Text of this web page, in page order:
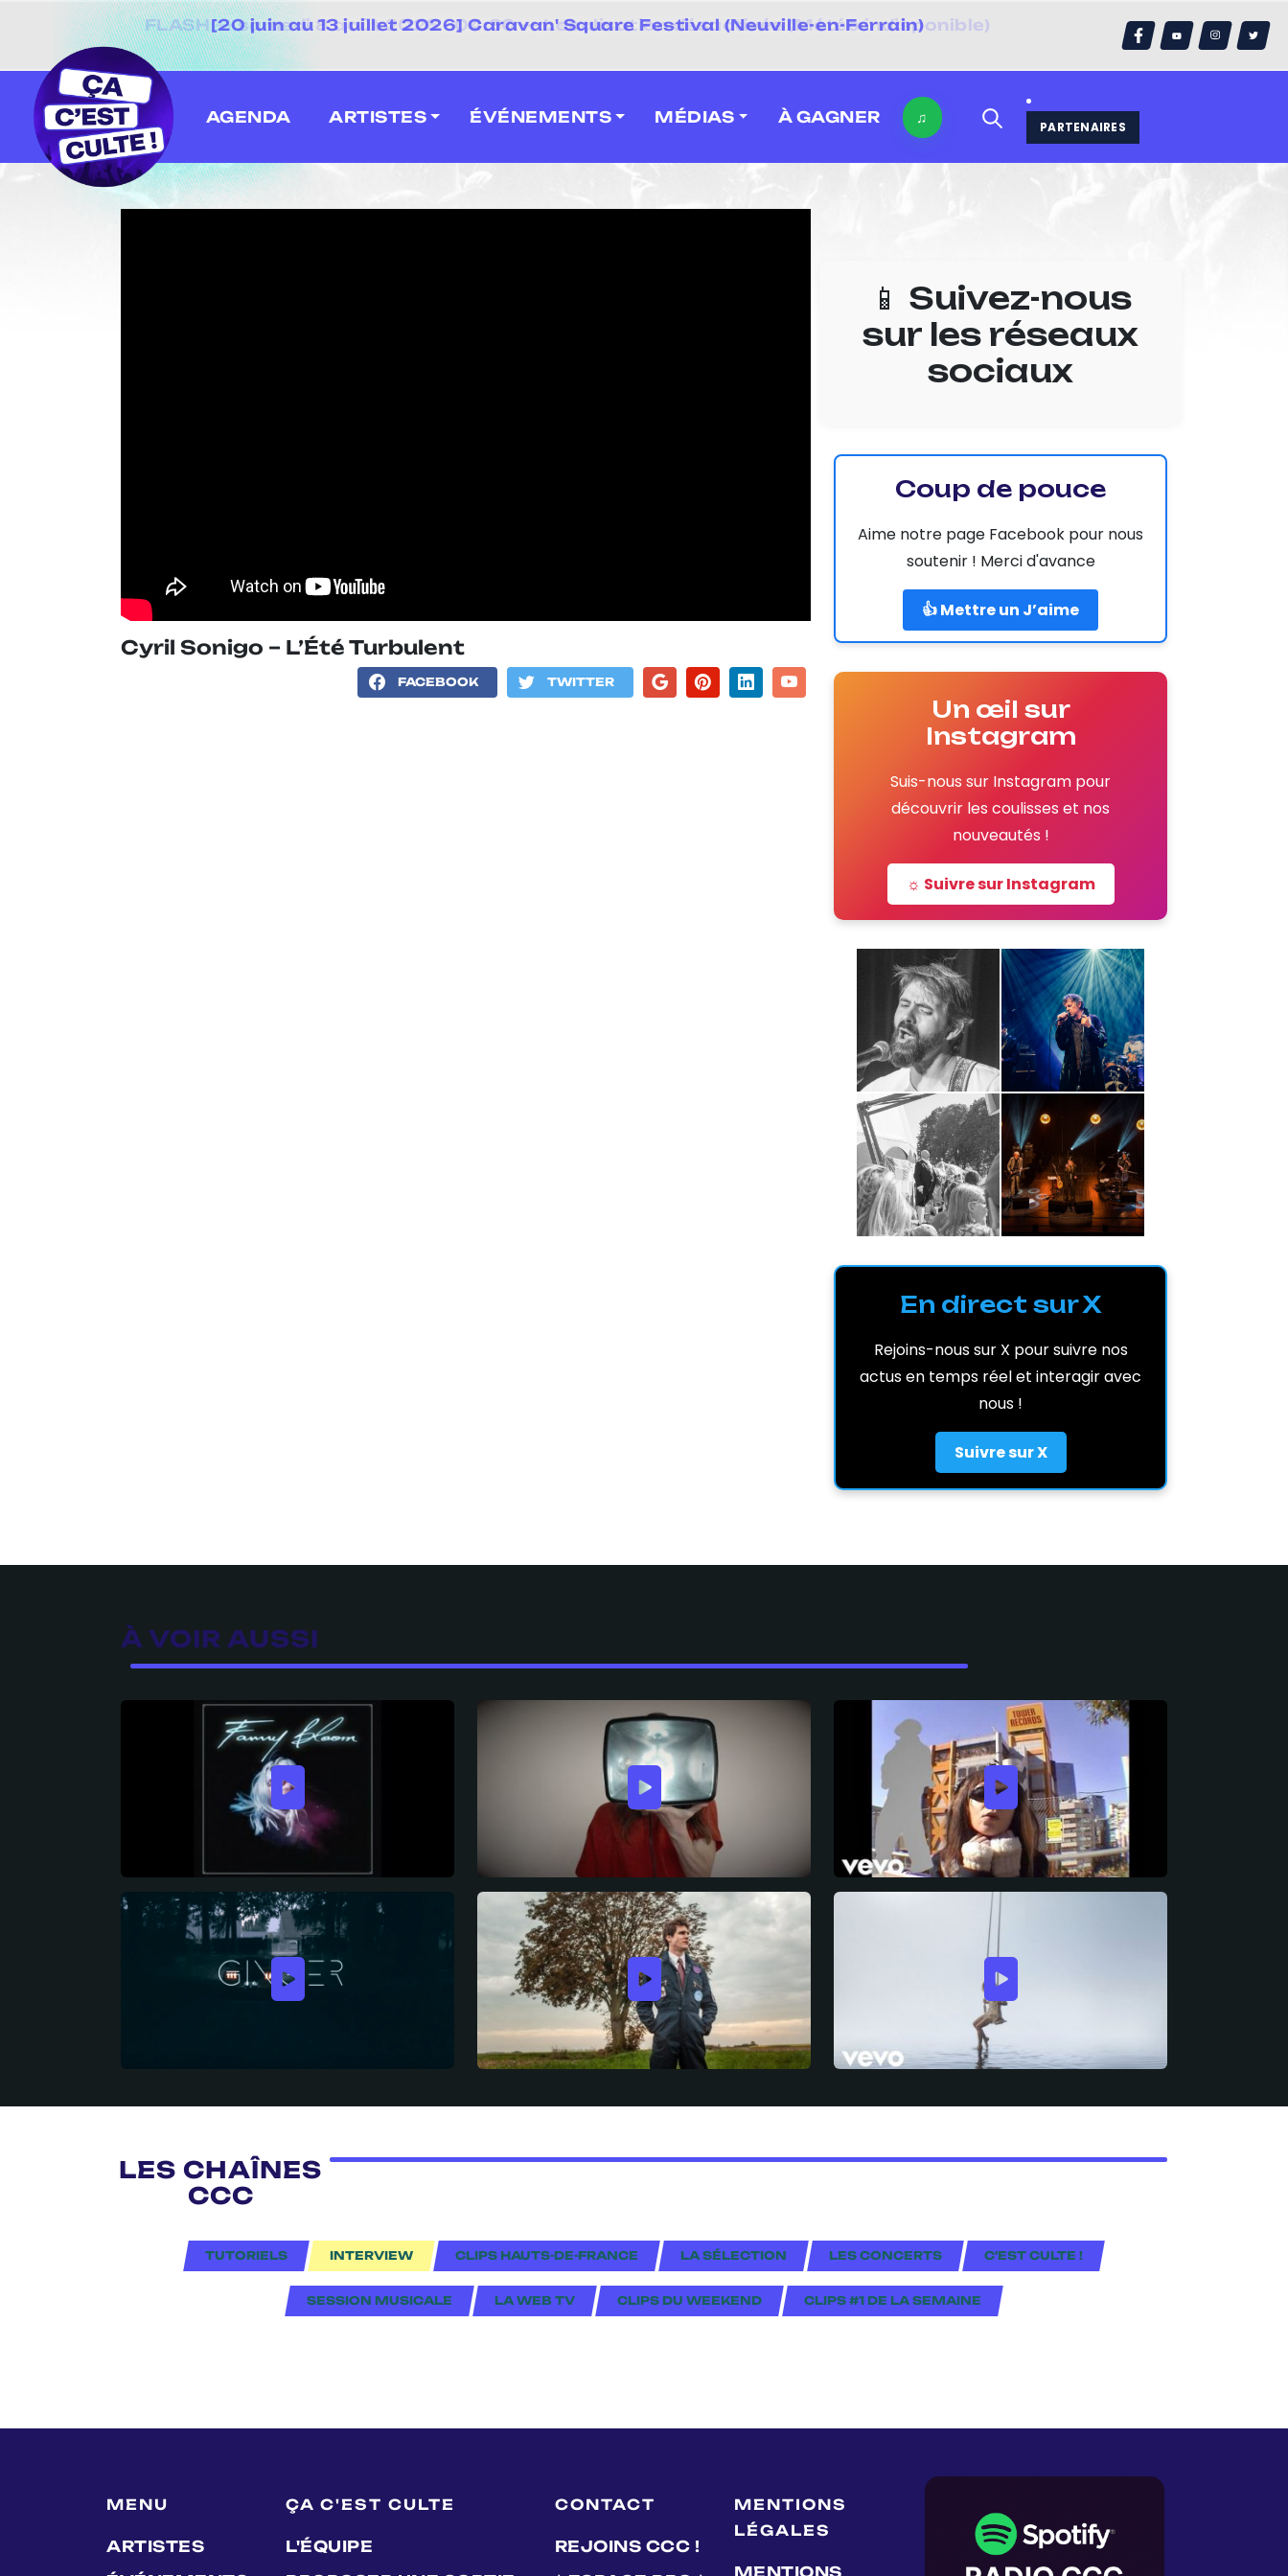
[20 juin au 13 juillet 2026] Caravan' Square Festival (Neuville-en-Ferrain)
AGENDA ARTISTES ÉVÉNEMENTS MÉDIAS À GAGNER ♫
PARTENAIRES
Cyril Sonigo – L’Été Turbulent
FACEBOOK TWITTER
📱 Suivez-nous
sur les réseaux
sociaux
Coup de pouce
Aime notre page Facebook pour nous
soutenir ! Merci d'avance
👍 Mettre un J’aime
Un œil sur
Instagram
Suis-nous sur Instagram pour
découvrir les coulisses et nos
nouveautés !
☼ Suivre sur Instagram
En direct sur X
Rejoins-nous sur X pour suivre nos
actus en temps réel et interagir avec
nous !
Suivre sur X
À VOIR AUSSI
LES CHAÎNES
CCC
TUTORIELS INTERVIEW CLIPS HAUTS-DE-FRANCE LA SÉLECTION LES CONCERTS C'EST CULTE !
SESSION MUSICALE LA WEB TV CLIPS DU WEEKEND CLIPS #1 DE LA SEMAINE
MENU
ARTISTES
ÇA C'EST CULTE
L'ÉQUIPE
CONTACT
REJOINS CCC !
MENTIONS
LÉGALES
MENTIONS